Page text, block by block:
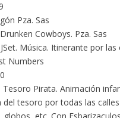
Pza. Sas
Cowboys. Pza. Sas
Música. Itinerante por las
Numbers
Tesoro Pirata. Animación
del tesoro por todas las